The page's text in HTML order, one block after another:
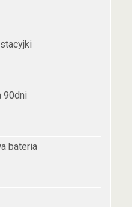
stacyjki
90dni
bateria